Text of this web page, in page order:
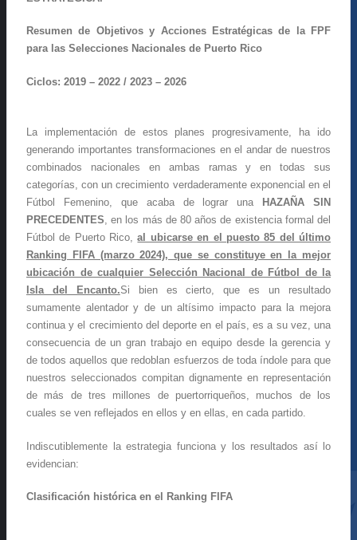
Resumen de Objetivos y Acciones Estratégicas de la FPF
para las Selecciones Nacionales de Puerto Rico
Ciclos: 2019 – 2022 / 2023 – 2026
La implementación de estos planes progresivamente, ha ido
generando importantes transformaciones en el andar de nuestros
combinados nacionales en ambas ramas y en todas sus
categorías, con un crecimiento verdaderamente exponencial en el
Fútbol Femenino, que acaba de lograr una
HAZAÑA SIN
PRECEDENTES, en los más de 80 años de existencia formal del
Fútbol de Puerto Rico,al ubicarse en el puesto 85 del último
Ranking FIFA (marzo 2024), que se constituye en la mejor
ubicación de cualquier Selección Nacional de Fútbol de la
Isla del Encanto.Si bien es cierto, que es un resultado
sumamente alentador y de un altísimo impacto para la mejora
continua y el crecimiento del deporte en el país, es a su vez, una
consecuencia de un gran trabajo en equipo desde la gerencia y
de todos aquellos que redoblan esfuerzos de toda índole para que
nuestros seleccionados compitan dignamente en representación
de más de tres millones de puertorriqueños, muchos de los
cuales se ven reflejados en ellos y en ellas, en cada partido.
Indiscutiblemente la estrategia funciona y los resultados así lo
evidencian:
Clasificación histórica en el Ranking FIFA